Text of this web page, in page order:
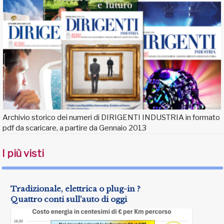
Archivio storico dei numeri di DIRIGENTI INDUSTRIA in formato
pdf da scaricare, a partire da Gennaio 2013
I più visti
Tradizionale, elettrica o plug-in ?
Quattro conti sull’auto di oggi